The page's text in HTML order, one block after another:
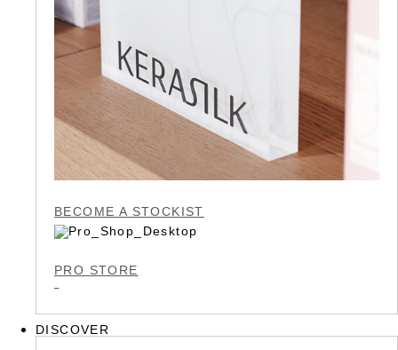
BECOME A STOCKIST
PRO STORE
DISCOVER